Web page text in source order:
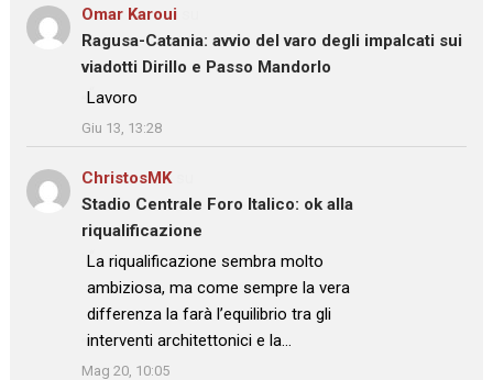
Omar Karoui
Ragusa-Catania: avvio del varo degli impalcati sui
viadotti Dirillo e Passo Mandorlo
: “Lavoro
”
Giu 13, 13:28
ChristosMKsu
Stadio Centrale Foro Italico: ok alla
riqualificazione
: “La riqualificazione sembra molto
ambiziosa, ma come sempre la vera
differenza la farà l’equilibrio tra gli
interventi architettonici e la…
”
Mag 20, 10:05